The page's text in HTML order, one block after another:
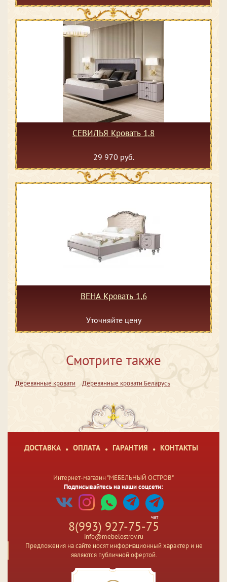
СЕВИЛЬЯ Кровать 1,8
29 970 руб.
ВЕНА Кровать 1,6
Уточняйте цену
Смотрите также
Деревянные кровати Деревянные кровати Беларусь
ДОСТАВКА ОПЛАТА ГАРАНТИЯ КОНТАКТЫ
Интернет-магазин "МЕБЕЛЬНЫЙ ОСТРОВ"
Подписывайтесь на наши соцсети:
чат
8(993) 927-75-75
info@mebelostrov.ru
Предложения на сайте носят информационный характер и не
являются публичной офертой.